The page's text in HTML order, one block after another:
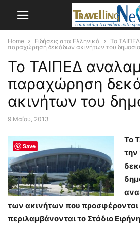
Home Ειδήσεις στα Ελληνικά
Το
παραχώρηση δεκάδων ακινήτων του
Το ΤΑΙΠΕΔ
παραχώρηση
ακινήτων του
9 Μαΐου, 2013
Το
των ακινήτων που προσφέρονται
περιλαμβάνονται το Στάδιο
Save